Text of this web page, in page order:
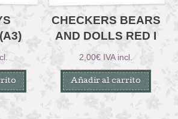
CHECKERS BEARS
AND DOLLS RED I
2,00€ IVA incl.
Añadir al carrito